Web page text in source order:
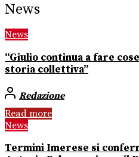
News
News
“Giulio continua a fare
storia collettiva”
Redazione
Read more
News
Termini Imerese si